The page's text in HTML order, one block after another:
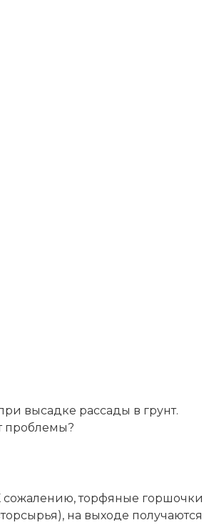
высадке рассады в грунт.
проблемы?
сожалению, торфяные горшочки
на выходе получаются